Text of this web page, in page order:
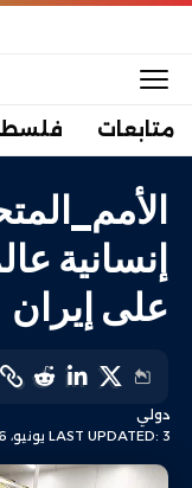
متابعات
إنسانية
على إيران
LAST UPDATED: 3 يونيو، 2026 12:08 ص
دولي